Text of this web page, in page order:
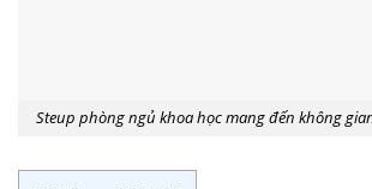
Steup phòng ngủ khoa học mang đến không